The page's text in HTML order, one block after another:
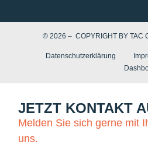
© 2026 – COPYRIGHT BY TAC
Datenschutzerklärung
JETZT KONTAKT
Melden Sie sich gerne mit
uns.